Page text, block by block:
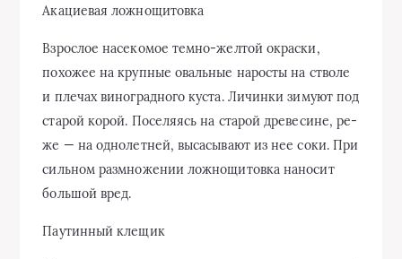
Акациевая ложнощитовка
Взрослое насекомое темно-желтой окраски,
похожее на крупные овальные наросты на стволе
и плечах виноградного куста. Личинки зимуют под
старой корой. Поселяясь на старой древесине, ре­
же — на однолетней, высасывают из нее соки. При
сильном размно­жении ложнощитовка наносит
большой вред.
Паутинный клещик